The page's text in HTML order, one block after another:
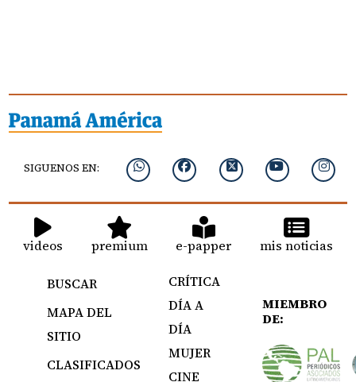
SIGUENOS EN:
videos premium e-papper mis noticias
BUSCAR
MAPA DEL
SITIO
CLASIFICADOS
CRÍTICA
DÍA A
DÍA
MUJER
CINE
MIEMBRO
DE: